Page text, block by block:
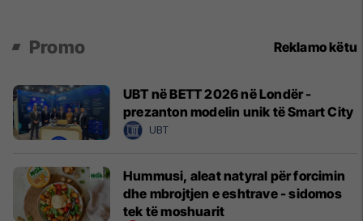
Promo Reklamo këtu
UBT në BETT 2026 në Londër -
prezanton modelin unik të Smart City
UBT
Hummusi, aleat natyral për forcimin
dhe mbrojtjen e eshtrave - sidomos
tek të moshuarit